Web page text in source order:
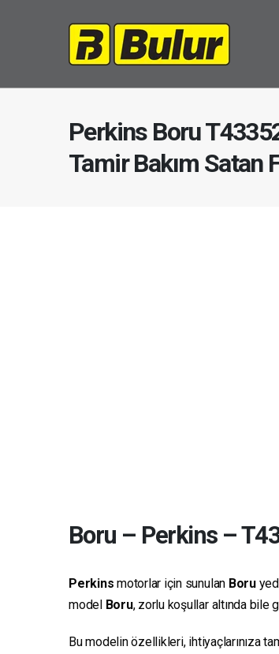
Perkins Boru
Tamir Bakım Satan
Boru – Perkins–
Perkins motorlar için sunulan Boru
model Boru, zorlu koşullar altında bile
Bu modelin özellikleri, ihtiyaçlarınıza